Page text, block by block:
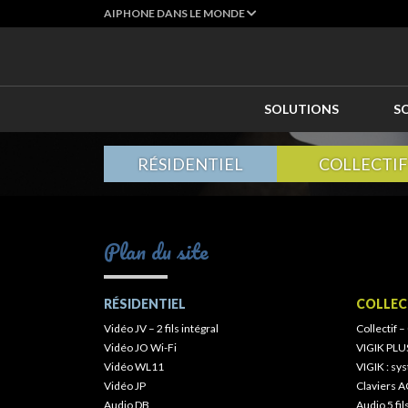
AIPHONE DANS LE MONDE
SOLUTIONS
RÉSIDENTIEL COLLECTIF
Plan du site
RÉSIDENTIEL
Vidéo JV – 2 fils intégral
Vidéo JO Wi-Fi
Vidéo WL11
Vidéo JP
Audio DB
Collectif –
VIGIK
VIGIK :
Claviers
Audio 5 fils